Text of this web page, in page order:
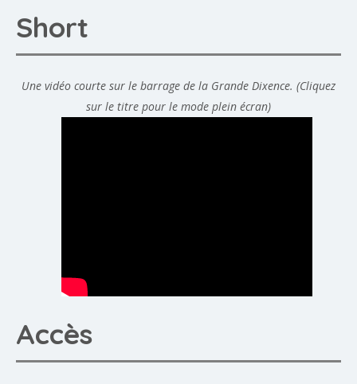
Short
Une vidéo courte sur le barrage de la Grande Dixence. (Cliquez
sur le titre pour le mode plein écran)
Accès